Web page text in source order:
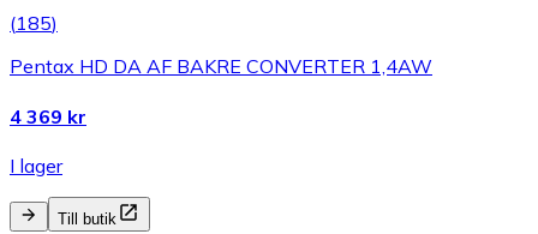
(185)
Pentax HD DA AF BAKRE CONVERTER 1,4AW
4 369 kr
I lager
Till butik